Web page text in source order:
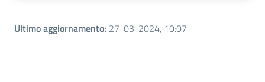
Ultimo aggiornamento: 27-03-2024, 10:07